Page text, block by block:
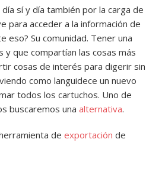
sí y día también por la carga de
para acceder a la información de
eso? Su comunidad. Tener una
que compartían las cosas más
cosas de interés para digerir sin
como languidece un nuevo
todos los cartuchos. Uno de
buscaremos una alternativa.
de exportación de